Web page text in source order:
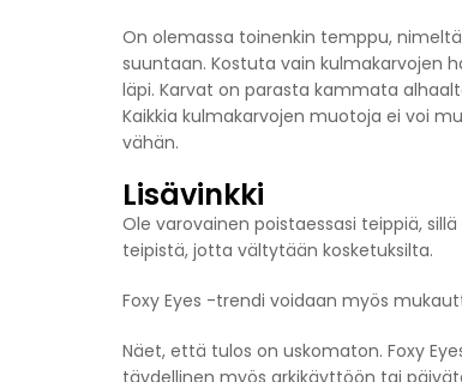
On olemassa toinenkin temppu,
suuntaan. Kostuta vain kulmakarvojen
läpi. Karvat on parasta kammata
Kaikkia kulmakarvojen muotoja ei voi
vähän.
Lisävinkki
Ole varovainen poistaessasi teippiä,
teipistä, jotta vältytään kosketuksilta.
Foxy Eyes -trendi voidaan myös
Näet, että tulos on uskomaton. Foxy
täydellinen myös arkikäyttöön tai